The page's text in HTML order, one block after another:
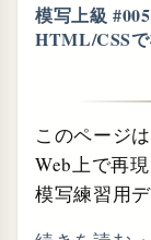
模写上級
HTML/CSS
このページ
Web上で再
模写練習用